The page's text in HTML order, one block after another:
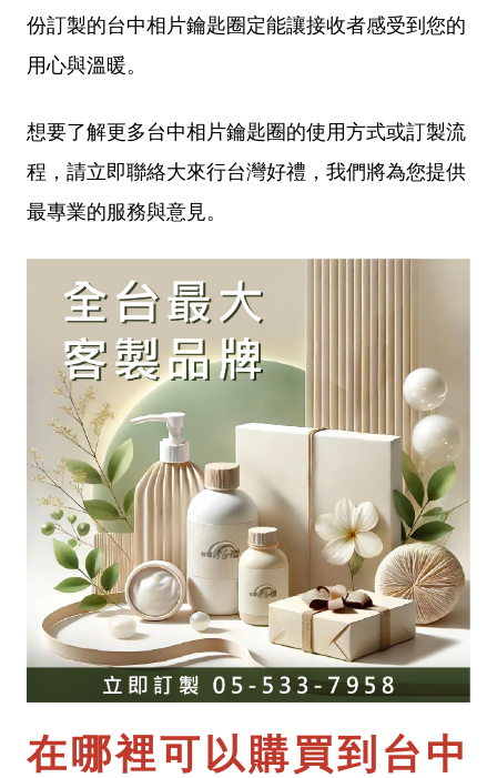
份訂製的台中相片鑰匙圈定能讓接收者感受到您的
用心與溫暖。
想要了解更多台中相片鑰匙圈的使用方式或訂製流
程，請立即聯絡大來行台灣好禮，我們將為您提供
最專業的服務與意見。
在哪裡可以購買到台中